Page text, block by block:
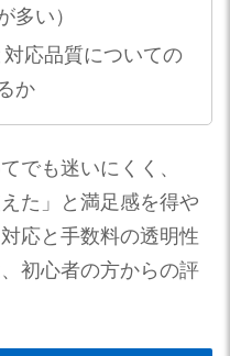
多い）
応品質についての
か
でも迷いにくく、
た」と満足感を得や
応と手数料の透明性
初心者の方からの評